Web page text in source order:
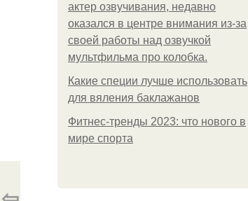
актер озвучивания, недавно
оказался в центре внимания из-за
своей работы над озвучкой
мультфильма про колобка.
Какие специи лучше использовать
для вяления баклажанов
Фитнес-тренды 2023: что нового в
мире спорта